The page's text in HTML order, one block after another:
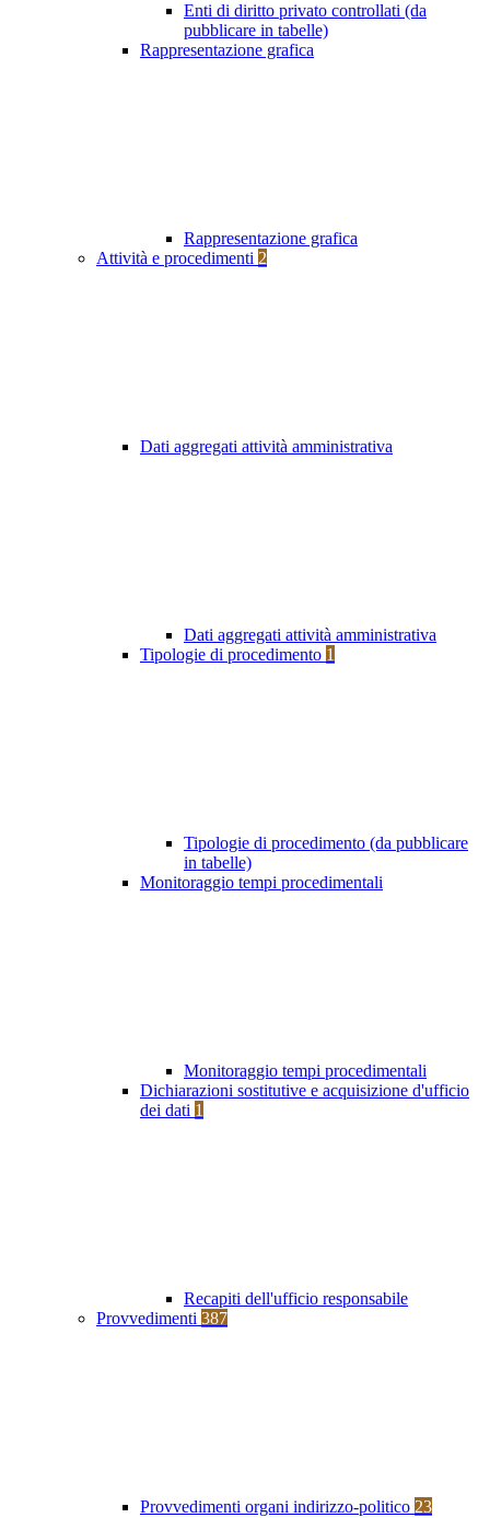
Enti di diritto privato controllati (da
pubblicare in tabelle)
Rappresentazione grafica
Rappresentazione grafica
Attività e procedimenti 2
Dati aggregati attività amministrativa
Dati aggregati attività amministrativa
Tipologie di procedimento 1
Tipologie di procedimento (da pubblicare
in tabelle)
Monitoraggio tempi procedimentali
Monitoraggio tempi procedimentali
Dichiarazioni sostitutive e acquisizione d'ufficio
dei dati 1
Recapiti dell'ufficio responsabile
Provvedimenti 387
Provvedimenti organi indirizzo-politico 23